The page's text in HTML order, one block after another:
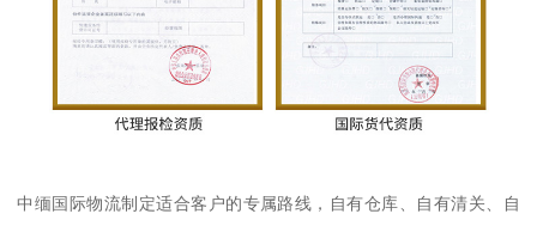
中缅国际物流制定适合客户的专属路线，自有仓库、自有清关、自